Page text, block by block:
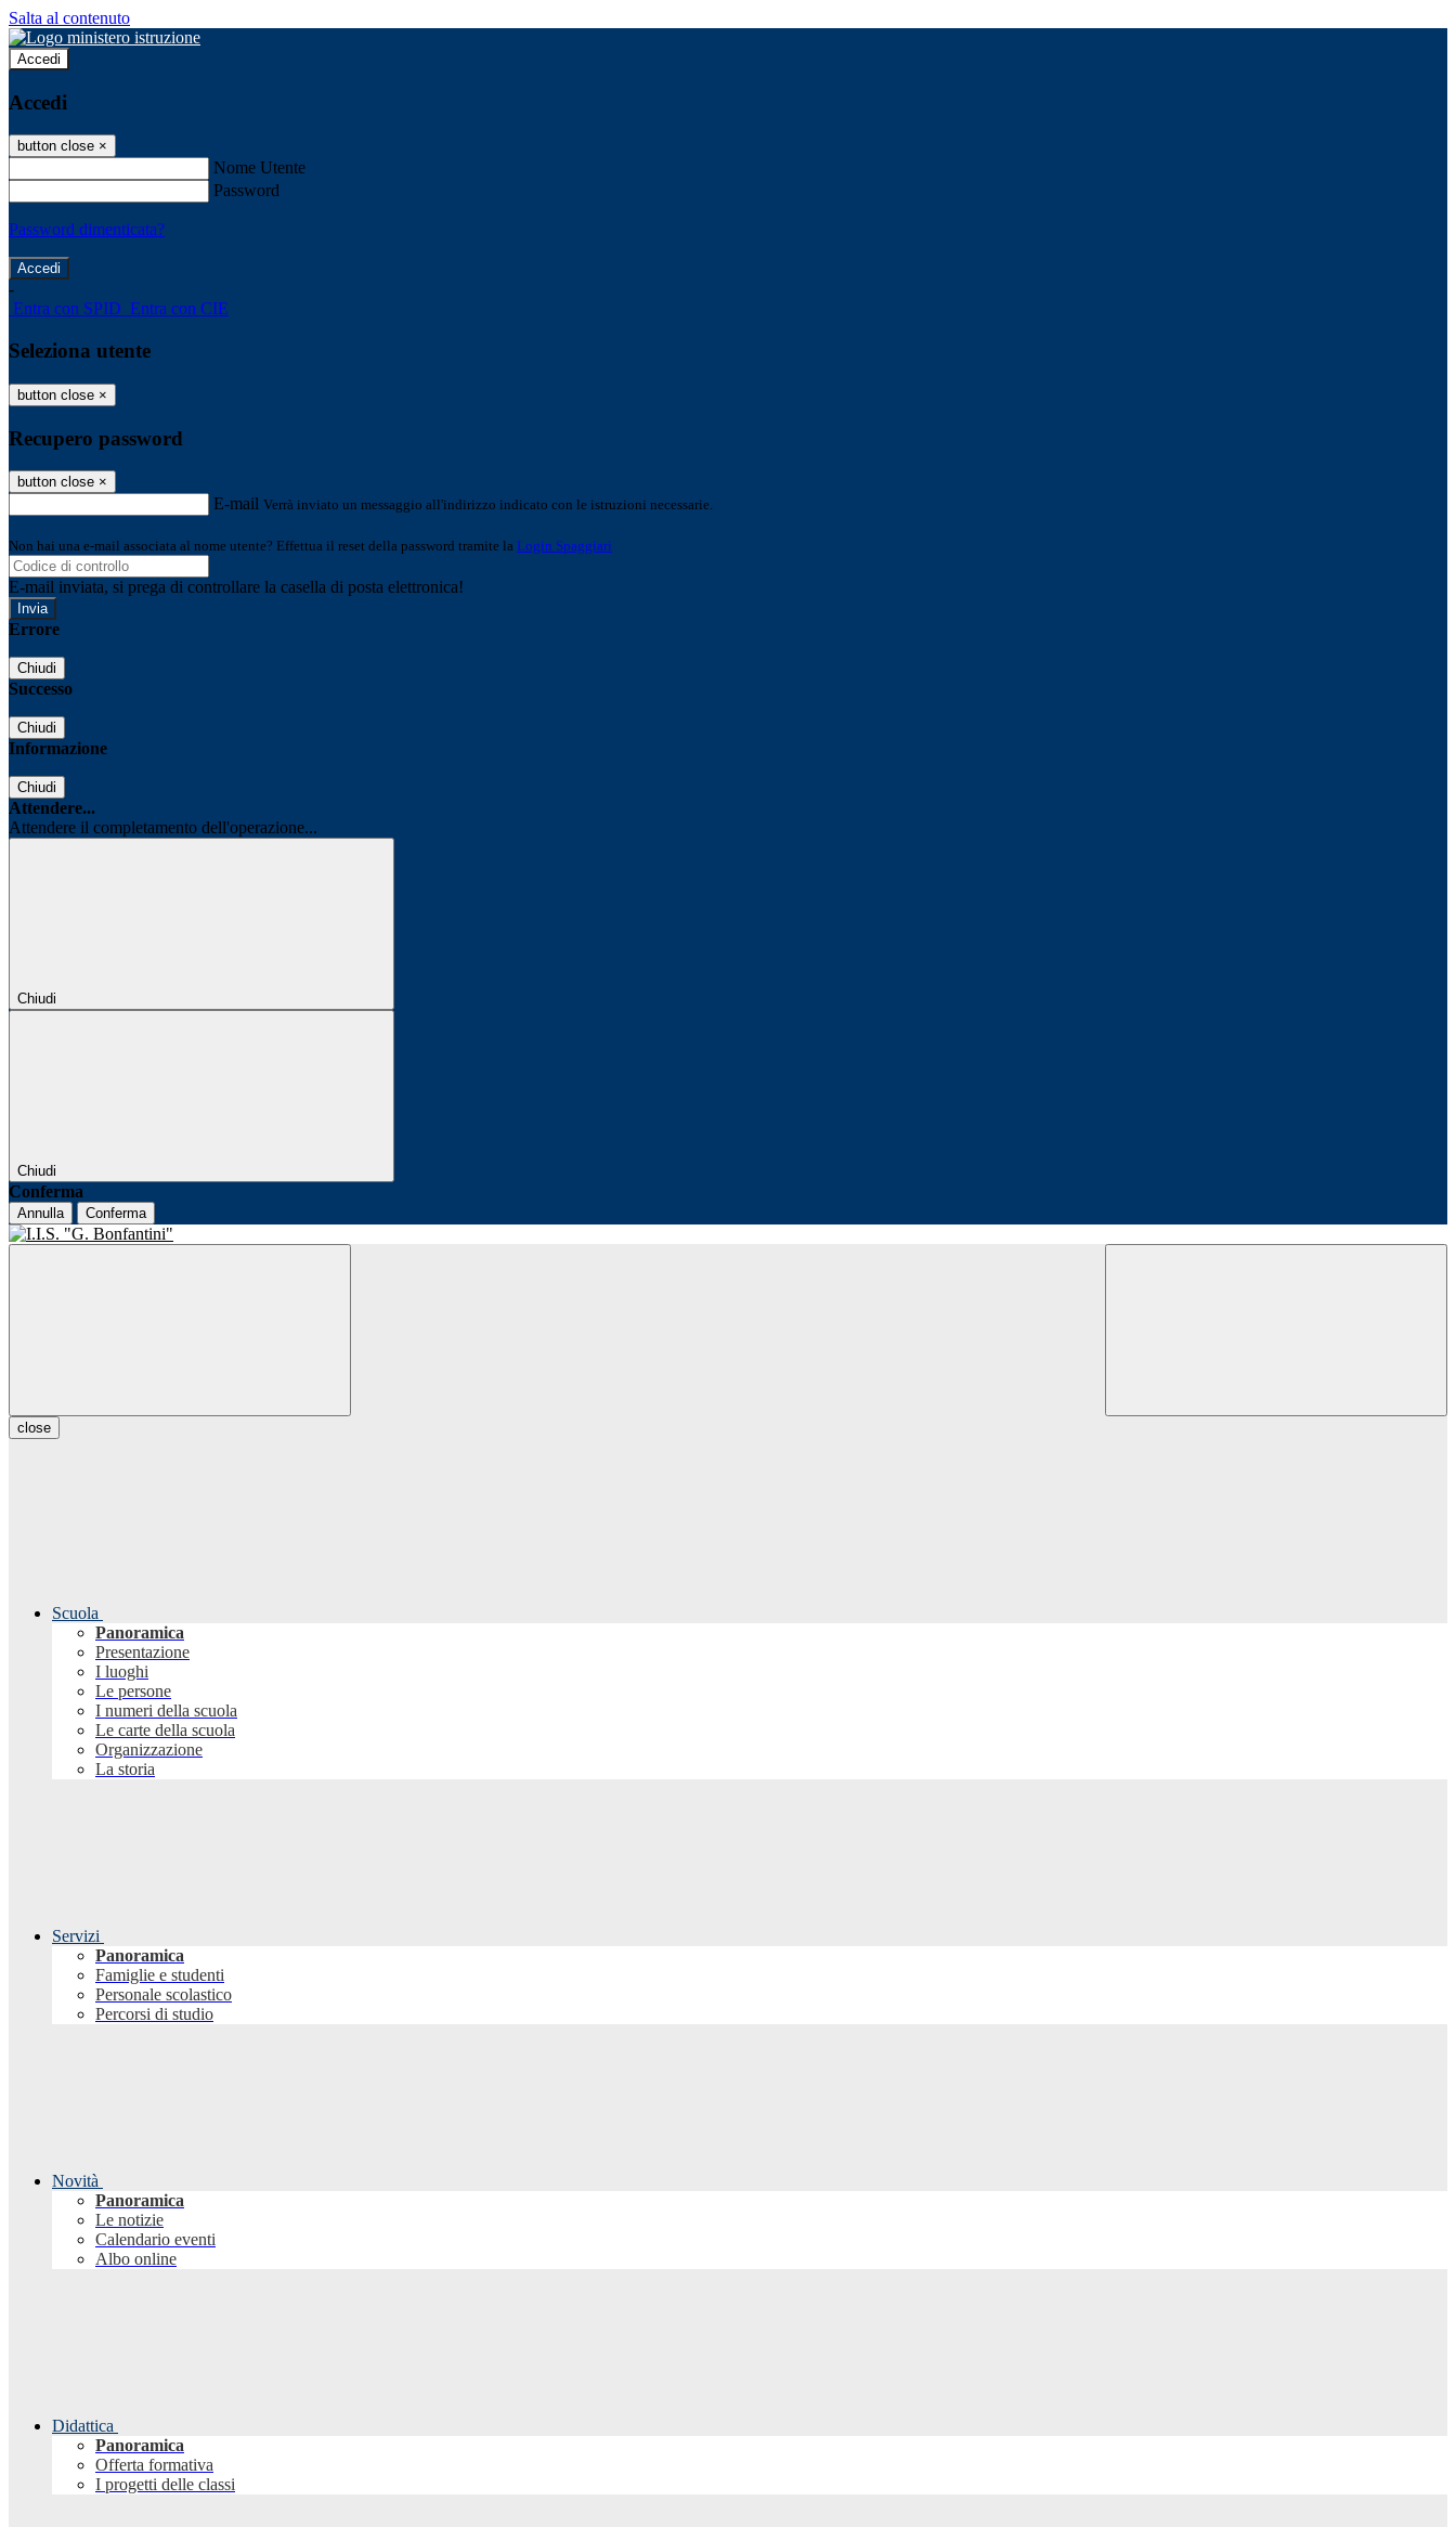
Salta al contenuto
Accedi
Accedi
button close ×
Nome Utente
Password
Password dimenticata?
-
Entra con SPID Entra con CIE
Seleziona utente
button close ×
Recupero password
button close ×
E-mail Verrà inviato un messaggio all'indirizzo indicato con le istruzioni necessarie.
Non hai una e-mail associata al nome utente? Effettua il reset della password tramite la Login Spaggiari
E-mail inviata, si prega di controllare la casella di posta elettronica!
Errore
Chiudi
Successo
Chiudi
Informazione
Chiudi
Attendere...
Attendere il completamento dell'operazione...
Chiudi
Chiudi
Conferma
Annulla Conferma
close
Scuola
Panoramica
Presentazione
I luoghi
Le persone
I numeri della scuola
Le carte della scuola
Organizzazione
La storia
Servizi
Panoramica
Famiglie e studenti
Personale scolastico
Percorsi di studio
Novità
Panoramica
Le notizie
Calendario eventi
Albo online
Didattica
Panoramica
Offerta formativa
I progetti delle classi